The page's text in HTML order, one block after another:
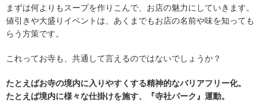
まずは何よりもスープを作りこんで、お店の魅力にしていきます。
値引きや大盛りイベントは、あくまでもお店の名前や味を知っても
らう方策です。
これってお寺も、共通して言えるのではないでしょうか？
たとえばお寺の境内に入りやすくする精神的なバリアフリー化。
たとえば境内に様々な仕掛けを施す、『寺社パーク』運動。